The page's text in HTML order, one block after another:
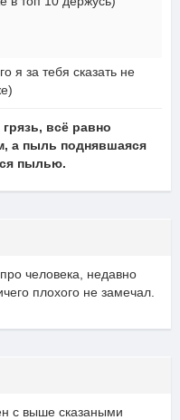
я за тебя сказать не
всё равно
а пыль поднявшаяся
пылью.
человека, недавно
плохого не замечал.
с выше сказаными